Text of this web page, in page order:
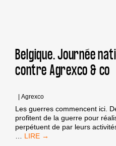
DE
Belgique. Journée
contre Agrexco & co
|Agrexco
Les guerres commencent ici.
profitent de la guerre pour
perpétuent de par leurs
… BELGIQUE.